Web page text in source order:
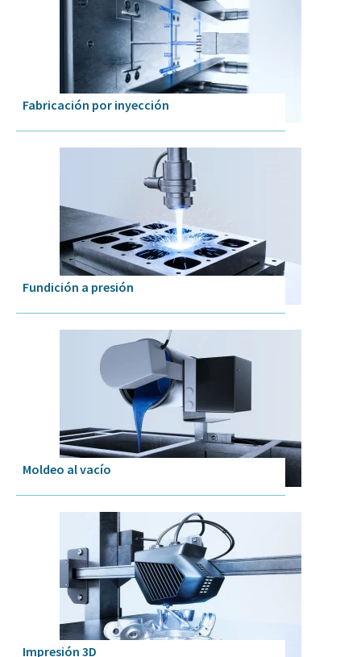
Fabricación por inyección
Fundición a presión
Moldeo al vacío
Impresión 3D